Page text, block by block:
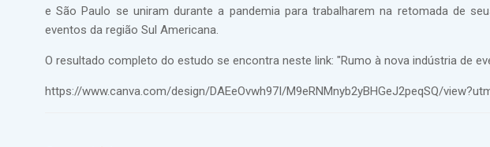
e São Paulo se uniram durante a pandemia para trabalharem na retomada de
eventos da região Sul Americana.
O resultado completo do estudo se encontra neste link: "Rumo à nova indústria de
https://www.canva.com/design/DAEeOvwh97I/M9eRNMnyb2yBHGeJ2peqSQ/